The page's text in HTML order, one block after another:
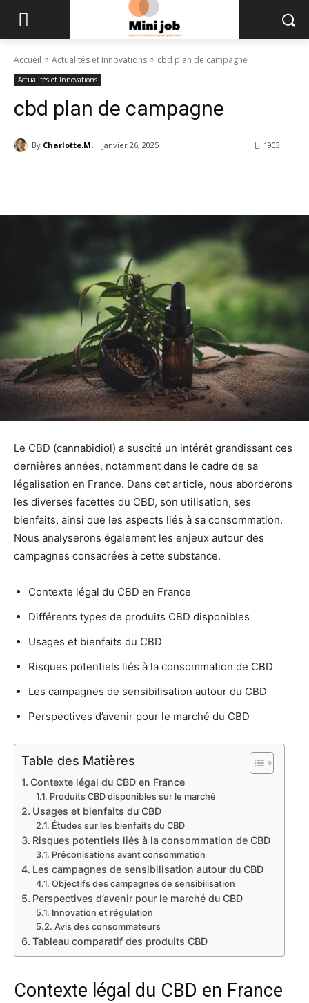
Accueil Actualités et Innovations cbd plan de campagne
Actualités et Innovations
cbd plan de campagne
By Charlotte.M. janvier 26, 2025 1903
Le CBD (cannabidiol) a suscité un intérêt grandissant ces
dernières années, notamment dans le cadre de sa
légalisation en France. Dans cet article, nous aborderons
les diverses facettes du CBD, son utilisation, ses
bienfaits, ainsi que les aspects liés à sa consommation.
Nous analyserons également les enjeux autour des
campagnes consacrées à cette substance.
Contexte légal du CBD en France
Différents types de produits CBD disponibles
Usages et bienfaits du CBD
Risques potentiels liés à la consommation de CBD
Les campagnes de sensibilisation autour du CBD
Perspectives d’avenir pour le marché du CBD
Table des Matières
Contexte légal du CBD en France
Produits CBD disponibles sur le marché
Usages et bienfaits du CBD
Études sur les bienfaits du CBD
Risques potentiels liés à la consommation de CBD
Préconisations avant consommation
Les campagnes de sensibilisation autour du CBD
Objectifs des campagnes de sensibilisation
Perspectives d’avenir pour le marché du CBD
Innovation et régulation
Avis des consommateurs
Tableau comparatif des produits CBD
Contexte légal du CBD en France